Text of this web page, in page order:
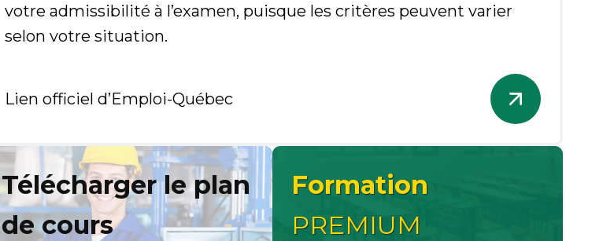
votre admissibilité à l’examen, puisque les critères peuvent varier
selon votre situation.
Lien officiel d’Emploi-Québec
Télécharger le plan
de cours
Formation
PREMIUM